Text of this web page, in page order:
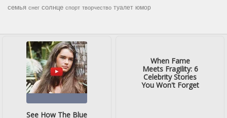
семья снег солнце спорт творчество туалет юмор